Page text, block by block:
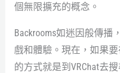
個無限擴充的概念。
Backrooms如迷因般傳
戲和體驗。現在，如果要
的方式就是到VRChat去